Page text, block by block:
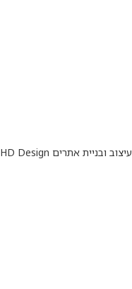
עיצוב ובניית אתרים HD Design